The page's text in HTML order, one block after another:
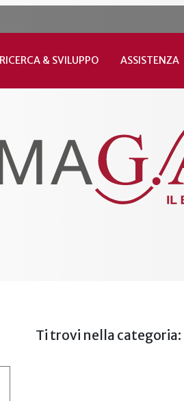
RICERCA & SVILUPPO ASSISTENZA
Ti trovi nella categoria: